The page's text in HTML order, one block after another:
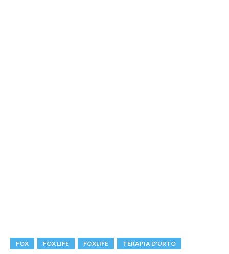
FOX FOX LIFE FOXLIFE TERAPIA D'URTO